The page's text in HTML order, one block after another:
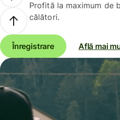
Profită la maximum de
călători.
Înregistrare Află mai